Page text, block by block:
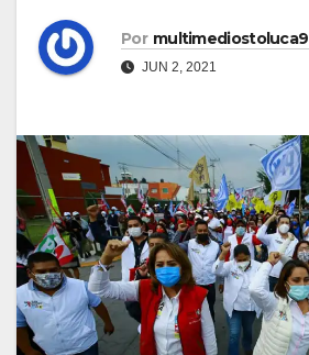
Por multimediostoluca9
JUN 2, 2021